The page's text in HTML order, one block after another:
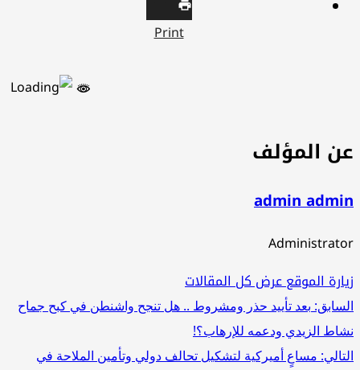
Print
المؤلف
admin
الموقععرض كل المقالات
بعد تأييد حذر ومشروط .. هل تنجح واشنطن في كبح جماح
الزيدي ودعمه للإرهاب؟!
مساعٍ أميركية لتشكيل تحالف دولي وتأمين الملاحة في